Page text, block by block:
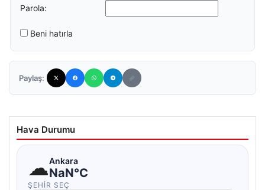
Parola:
Beni hatırla
Paylaş:
Hava Durumu
☁Ankara
NaN°C
ŞEHIR SEÇ